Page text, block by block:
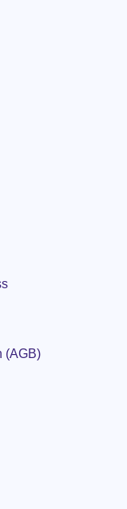
(AGB)